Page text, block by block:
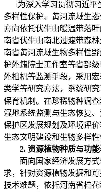
为深入学习贯彻习近平
多样性保护、黄河流域生
方向依托伏牛山暖温带落
南省伏牛山南北过渡带森
南省黄河流域生物多样性
护外籍院士工作室等省部
外相机等监测手段，采用
类学等研究方法，系统研
保育机制。在珍稀物种调
湿地系统监测与生态恢复
保护区发展规划及环境评
生态文明建设和生物多样性
2. 资源植物种质与功
面向国家经济发展方式
求，针对资源植物发掘和
技术难题，依托河南省桂